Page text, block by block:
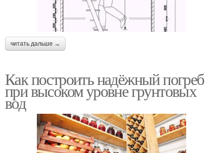
читать дальше →
Как построить надёжный погреб
при высоком уровне грунтовых
вод